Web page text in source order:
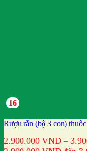
16
Rượu rắn (bộ 3 con)
2.900.000 VND –